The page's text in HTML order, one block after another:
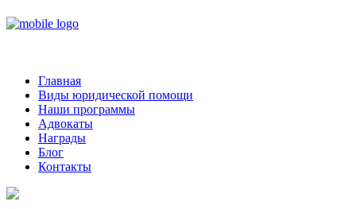
Главная
Виды юридической помощи
Наши программы
Адвокаты
Награды
Блог
Контакты